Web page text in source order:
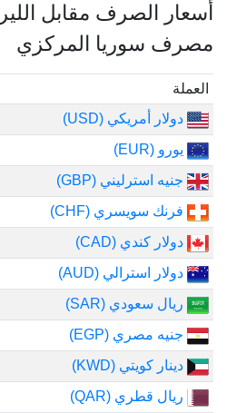
أسعار الصرف مقابل
مصرف سوريا المركزي
العملة
دولار أمريكي (USD)
يورو (EUR)
جنيه استرليني (GBP)
فرنك سويسري (CHF)
دولار كندي (CAD)
دولار استرالي (AUD)
ريال سعودي (SAR)
جنيه مصري (EGP)
دينار كويتي (KWD)
ريال قطري (QAR)